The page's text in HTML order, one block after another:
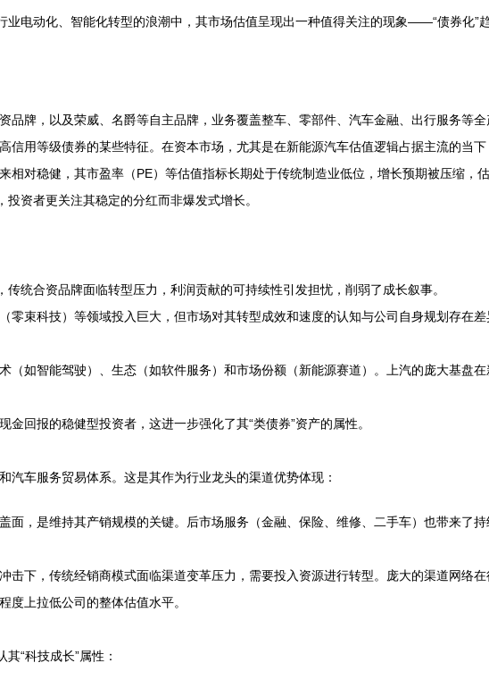
业电动化、智能化转型的浪潮中，其市场估值呈现出一种值得关注的现象——“债券化”
品牌，以及荣威、名爵等自主品牌，业务覆盖整车、零部件、汽车金融、出行服务等
信用等级债券的某些特征。在资本市场，尤其是在新能源汽车估值逻辑占据主流的当
相对稳健，其市盈率（PE）等估值指标长期处于传统制造业低位，增长预期被压缩，
资者更关注其稳定的分红而非爆发式增长。
传统合资品牌面临转型压力，利润贡献的可持续性引发担忧，削弱了成长叙事。
零束科技）等领域投入巨大，但市场对其转型成效和速度的认知与公司自身规划存在
（如智能驾驶）、生态（如软件服务）和市场份额（新能源赛道）。上汽的庞大基盘
回报的稳健型投资者，这进一步强化了其“类债券”资产的属性。
汽车服务贸易体系。这是其作为行业龙头的渠道优势体现：
面，是维持其产销规模的关键。后市场服务（金融、保险、维修、二手车）也带来了
击下，传统经销商模式面临渠道变革压力，需要投入资源进行转型。庞大的渠道网络
度上拉低公司的整体估值水平。
“科技成长”属性：